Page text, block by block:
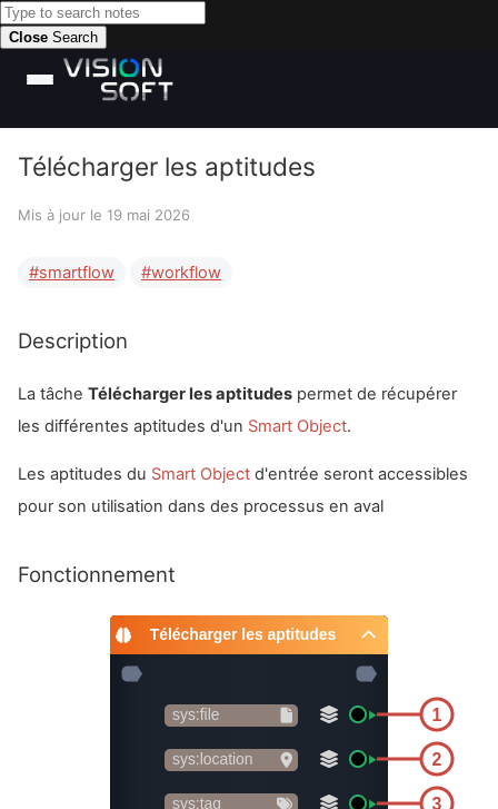
Close Search
Télécharger les aptitudes
Mis à jour le 19 mai 2026
smartflow workflow
Description
La tâche Télécharger les aptitudes permet de récupérer
les différentes aptitudes d'un Smart Object.
Les aptitudes du Smart Object d'entrée seront accessibles
pour son utilisation dans des processus en aval
Fonctionnement